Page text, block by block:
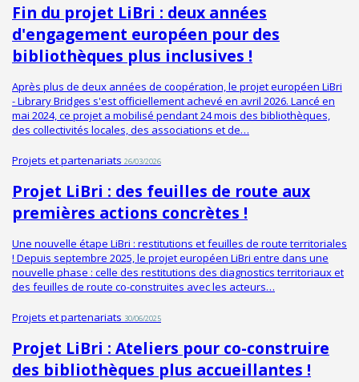
Fin du projet LiBri : deux années
d'engagement européen pour des
bibliothèques plus inclusives !
Après plus de deux années de coopération, le projet européen LiBri
- Library Bridges s'est officiellement achevé en avril 2026. Lancé en
mai 2024, ce projet a mobilisé pendant 24 mois des bibliothèques,
des collectivités locales, des associations et de…
Projets et partenariats 26/03/2026
Projet LiBri : des feuilles de route aux
premières actions concrètes !
Une nouvelle étape LiBri : restitutions et feuilles de route territoriales
! Depuis septembre 2025, le projet européen LiBri entre dans une
nouvelle phase : celle des restitutions des diagnostics territoriaux et
des feuilles de route co-construites avec les acteurs…
Projets et partenariats 30/06/2025
Projet LiBri : Ateliers pour co-construire
des bibliothèques plus accueillantes !